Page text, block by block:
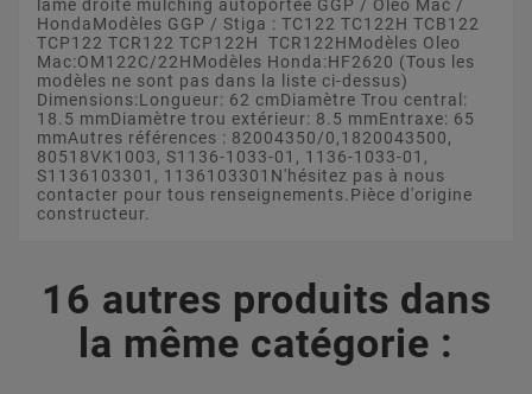
lame droite mulching autoportée GGP / Oleo Mac /
HondaModèles GGP / Stiga : TC122 TC122H TCB122
TCP122 TCR122 TCP122H TCR122HModèles Oleo
Mac:OM122C/22HModèles Honda:HF2620 (Tous les
modèles ne sont pas dans la liste ci-dessus)
Dimensions:Longueur: 62 cmDiamètre Trou central:
18.5 mmDiamètre trou extérieur: 8.5 mmEntraxe: 65
mmAutres références : 82004350/0,1820043500,
80518VK1003, S1136-1033-01, 1136-1033-01,
S1136103301, 1136103301N'hésitez pas à nous
contacter pour tous renseignements.Pièce d'origine
constructeur.
16 autres produits dans
la même catégorie :